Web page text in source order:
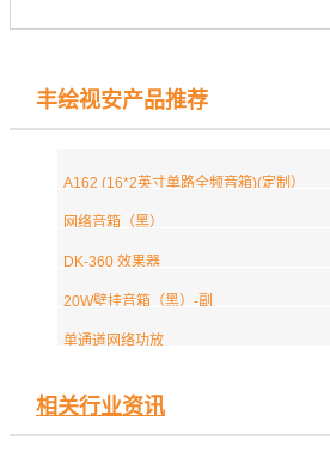
丰绘视安产品推荐
A162 (16*2英寸单路全频音箱)(定制）
网络音箱（黑）
DK-360 效果器
20W壁挂音箱（黑）-副
单通道网络功放
相关行业资讯